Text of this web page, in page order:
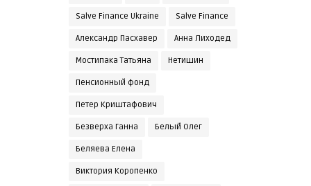
Salve Finance Ukraine Salve Finanсe
Александр Пасхавер Анна Лиходед
Мостипака Татьяна Нетишин
Пенсионный фонд
Петер Криштафович
Безверха Ганна Белый Олег
Беляева Елена
Виктория Коропенко